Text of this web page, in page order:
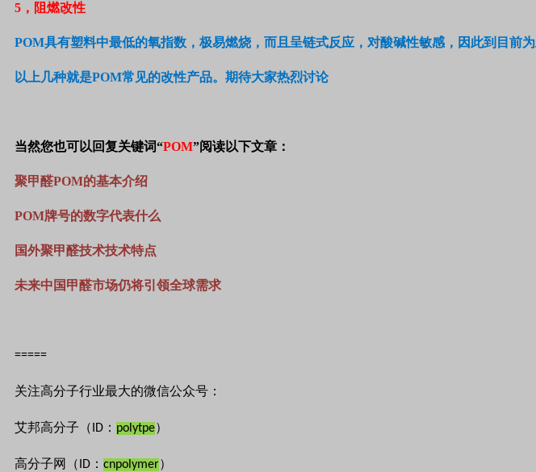
5 ，阻燃改性
POM具有塑料中最低的氧指数，极易燃烧，而且呈链式反应，对酸碱性敏感，因此到目前
以上几种就是POM常见的改性产品。期待大家热烈讨论
当然您也可以回复关键词“POM”阅读以下文章：
聚甲醛POM的基本介绍
POM牌号的数字代表什么
国外聚甲醛技术技术特点
未来中国甲醛市场仍将引领全球需求
=====
关注高分子行业最大的微信公众号：
艾邦高分子（ID： polytpe）
高分子网（ID： cnpolymer）